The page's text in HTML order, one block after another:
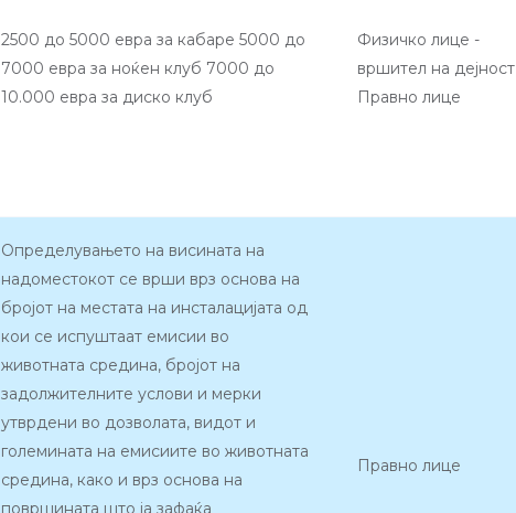
2500 до 5000 евра за кабаре 5000 до
7000 евра за ноќен клуб 7000 до
10.000 евра за диско клуб
Физичко лице -
вршител на дејност
Правно лице
Определувањето на висината на
надоместокот се врши врз основа на
бројот на местата на инсталацијата од
кои се испуштаат емисии во
животната средина, бројот на
задолжителните услови и мерки
утврдени во дозволата, видот и
големината на емисиите во животната
средина, како и врз основа на
површината што ја зафаќа
Правно лице